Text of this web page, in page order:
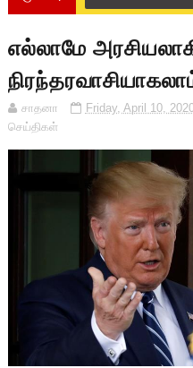
எல்லாமே
சாதனா Friday, April 10,
செய்திகள்